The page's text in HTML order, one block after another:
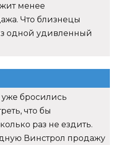
менее
Что близнецы
одной удивленный
бросились
что бы
раз не ездить.
Винстрол продажу